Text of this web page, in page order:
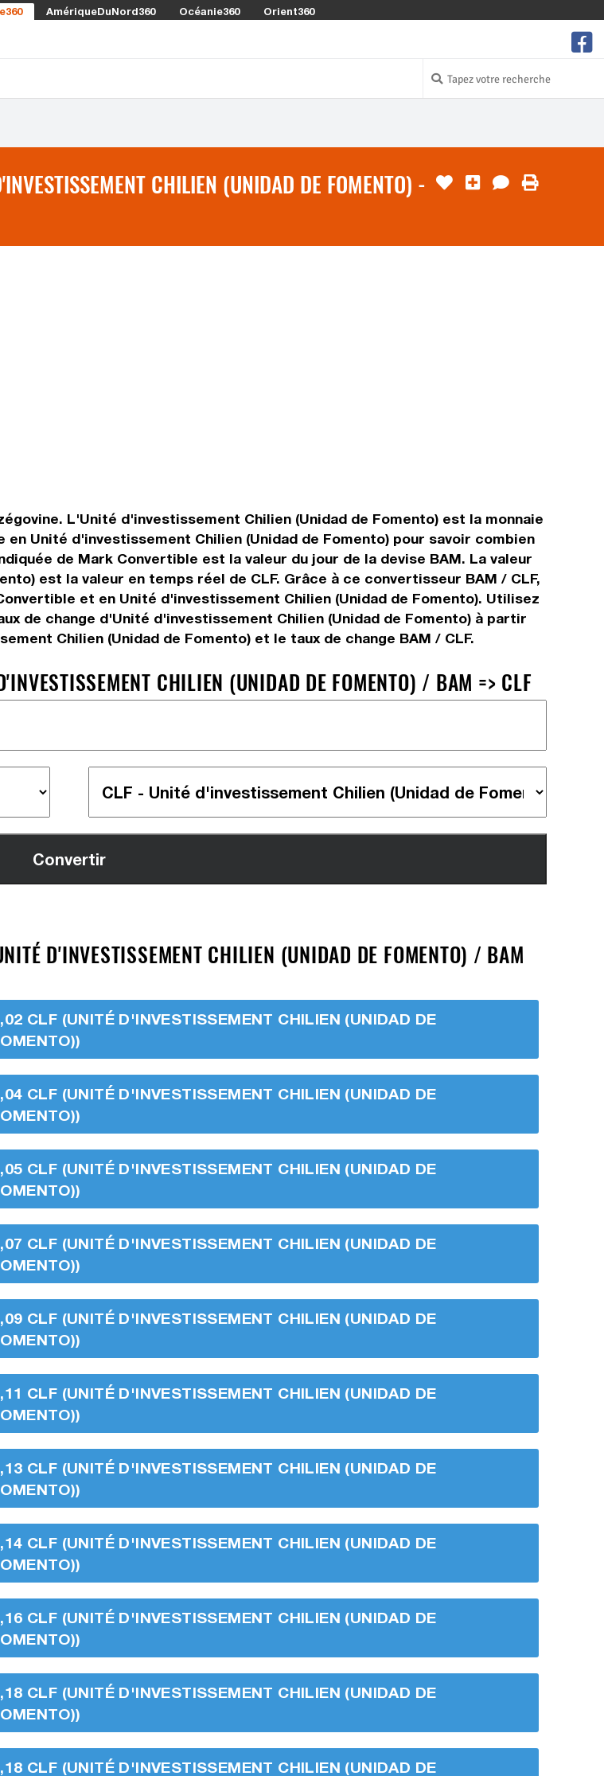
AmériqueDuNord360 Océanie360 Orient360
CHILIEN (UNIDAD DE FOMENTO) -
L'Unité d'investissement Chilien (Unidad de Fomento) est la monnaie
Unité d'investissement Chilien (Unidad de Fomento) pour savoir combien
de Mark Convertible est la valeur du jour de la devise BAM. La valeur
est la valeur en temps réel de CLF. Grâce à ce convertisseur BAM / CLF,
et en Unité d'investissement Chilien (Unidad de Fomento). Utilisez
de change d'Unité d'investissement Chilien (Unidad de Fomento) à partir
Chilien (Unidad de Fomento) et le taux de change BAM / CLF.
CHILIEN (UNIDAD DE FOMENTO) / BAM => CLF
D'INVESTISSEMENT CHILIEN (UNIDAD DE FOMENTO) / BAM
CLF (UNITÉ D'INVESTISSEMENT CHILIEN (UNIDAD DE
CLF (UNITÉ D'INVESTISSEMENT CHILIEN (UNIDAD DE
CLF (UNITÉ D'INVESTISSEMENT CHILIEN (UNIDAD DE
CLF (UNITÉ D'INVESTISSEMENT CHILIEN (UNIDAD DE
CLF (UNITÉ D'INVESTISSEMENT CHILIEN (UNIDAD DE
CLF (UNITÉ D'INVESTISSEMENT CHILIEN (UNIDAD DE
CLF (UNITÉ D'INVESTISSEMENT CHILIEN (UNIDAD DE
CLF (UNITÉ D'INVESTISSEMENT CHILIEN (UNIDAD DE
CLF (UNITÉ D'INVESTISSEMENT CHILIEN (UNIDAD DE
CLF (UNITÉ D'INVESTISSEMENT CHILIEN (UNIDAD DE
CLF (UNITÉ D'INVESTISSEMENT CHILIEN (UNIDAD DE